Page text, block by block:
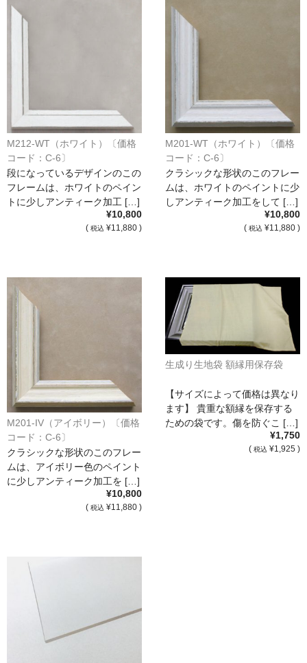
お買物ガイド
よくあるご質問
FAX専用ご注文用紙
お問い合わせフォーム
メンバー
額装のご相談・注文方法
額装参考作品
ショップ
M212-WT（ホワイト）〔価格
コード：C-6〕
段になっているデザインのこの
フレームは、ホワイトのペイン
トに少しアンティーク加工 […]
¥10,800
( 税込 ¥11,880 )
M201-WT（ホワイト）〔価格
コード：C-6〕
クラシックな形状のこのフレー
ムは、ホワイトのペイントに少
しアンティーク加工をして […]
¥10,800
( 税込 ¥11,880 )
M201-IV（アイボリー）〔価格
コード：C-6〕
クラシックな形状のこのフレー
ムは、アイボリー色のペイント
に少しアンティーク加工を […]
¥10,800
( 税込 ¥11,880 )
生成り生地袋 額縁用保存袋
【サイズによって価格は異なり
ます】 貴重な額縁を保存する
ための袋です。傷を防ぐこ […]
¥1,750
( 税込 ¥1,925 )